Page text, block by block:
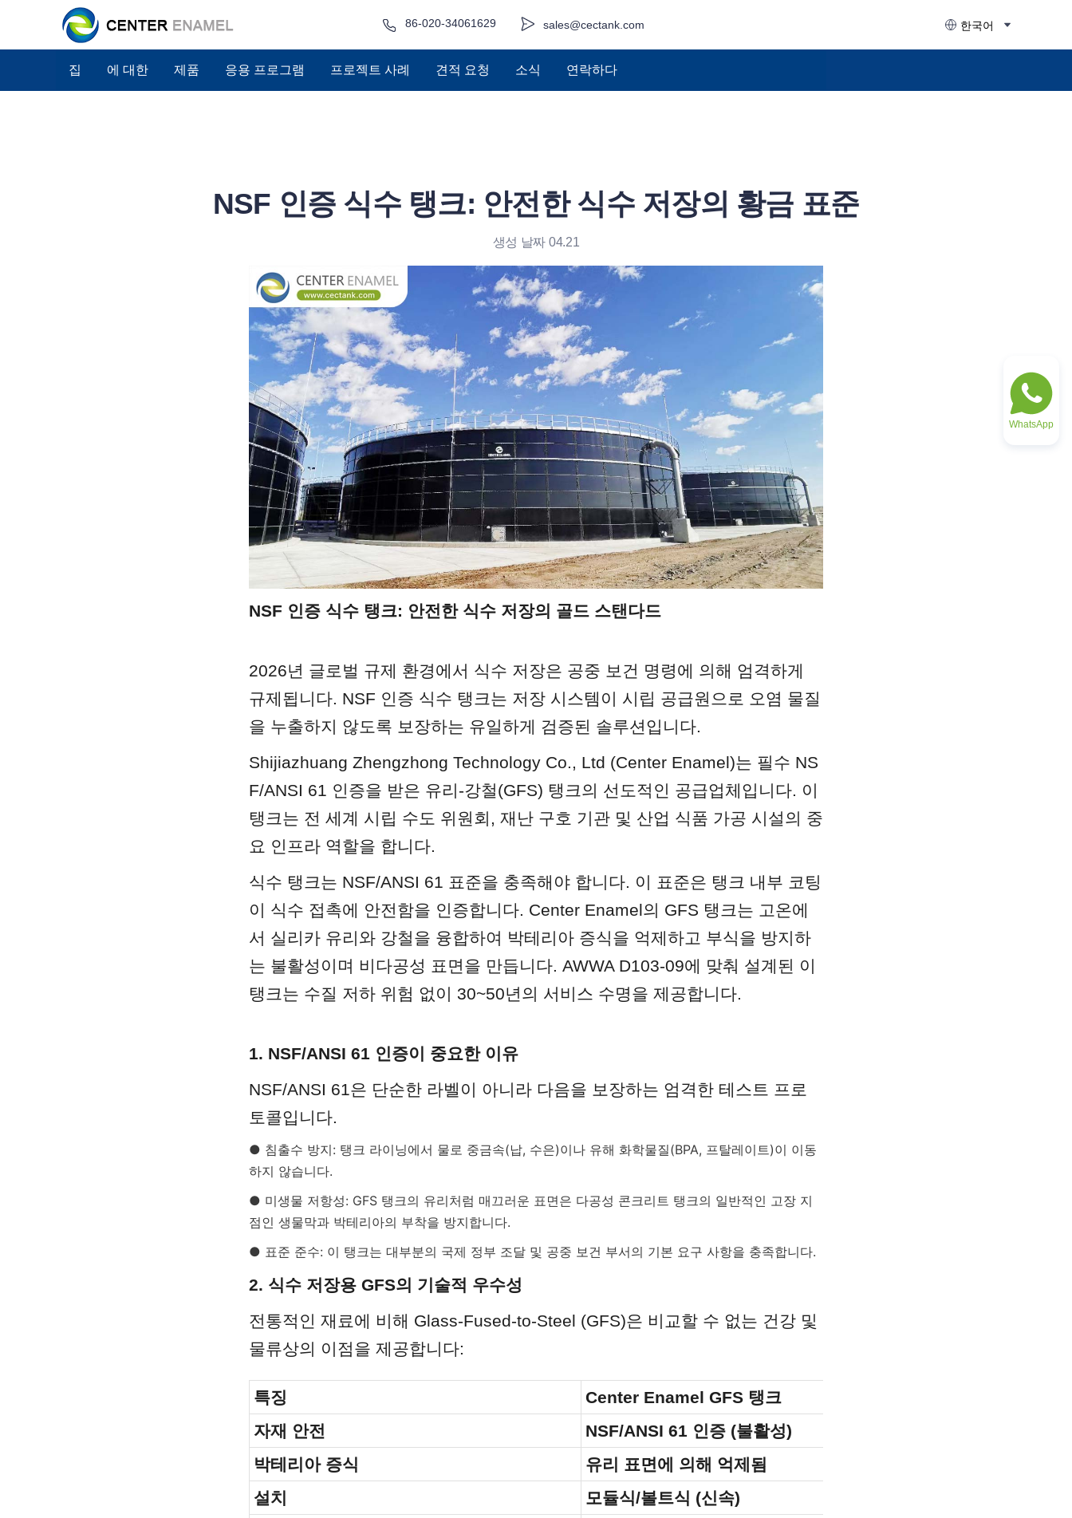
sales@cectank.com
86-020-34061629 한국어
집 에 대한 제품 응용 프로그램 프로젝트 사례 견적 요청 소식 연락하다
NSF 인증 식수 탱크: 안전한 식수 저장의 황금 표준
생성 날짜 04.21
NSF 인증 식수 탱크: 안전한 식수 저장의 골드 스탠다드
2026년 글로벌 규제 환경에서 식수 저장은 공중 보건 명령에 의해 엄격하게
규제됩니다. NSF 인증 식수 탱크는 저장 시스템이 시립 공급원으로 오염 물질
을 누출하지 않도록 보장하는 유일하게 검증된 솔루션입니다.
Shijiazhuang Zhengzhong Technology Co., Ltd (Center Enamel)는 필수 NS
F/ANSI 61 인증을 받은 유리-강철(GFS) 탱크의 선도적인 공급업체입니다. 이
탱크는 전 세계 시립 수도 위원회, 재난 구호 기관 및 산업 식품 가공 시설의 중
요 인프라 역할을 합니다.
식수 탱크는 NSF/ANSI 61 표준을 충족해야 합니다. 이 표준은 탱크 내부 코팅
이 식수 접촉에 안전함을 인증합니다. Center Enamel의 GFS 탱크는 고온에
서 실리카 유리와 강철을 융합하여 박테리아 증식을 억제하고 부식을 방지하
는 불활성이며 비다공성 표면을 만듭니다. AWWA D103-09에 맞춰 설계된 이
탱크는 수질 저하 위험 없이 30~50년의 서비스 수명을 제공합니다.
1. NSF/ANSI 61 인증이 중요한 이유
NSF/ANSI 61은 단순한 라벨이 아니라 다음을 보장하는 엄격한 테스트 프로
토콜입니다.
● 침출수 방지: 탱크 라이닝에서 물로 중금속(납, 수은)이나 유해 화학물질(BPA, 프탈레이트)이 이동
하지 않습니다.
● 미생물 저항성: GFS 탱크의 유리처럼 매끄러운 표면은 다공성 콘크리트 탱크의 일반적인 고장 지
점인 생물막과 박테리아의 부착을 방지합니다.
● 표준 준수: 이 탱크는 대부분의 국제 정부 조달 및 공중 보건 부서의 기본 요구 사항을 충족합니다.
2. 식수 저장용 GFS의 기술적 우수성
전통적인 재료에 비해 Glass-Fused-to-Steel (GFS)은 비교할 수 없는 건강 및
물류상의 이점을 제공합니다:
특징 Center Enamel GFS 탱크
자재 안전
NSF/ANSI 61 인증 (불활성)
박테리아 증식
유리 표면에 의해 억제됨
설치
모듈식/볼트식 (신속)
WhatsApp